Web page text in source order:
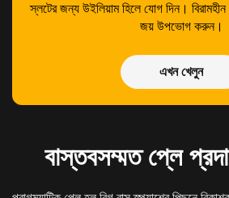
স্লটের জন্য উইলিয়াম হিলে যোগ দিন।
জয় উপভোগ করুন।
এখন খেলুন
বাস্তবসম্মত প্লে